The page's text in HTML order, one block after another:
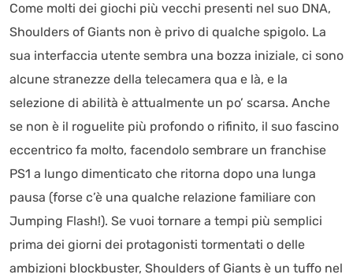
Come molti dei giochi più vecchi presenti nel suo DNA,
Shoulders of Giants non è privo di qualche spigolo. La
sua interfaccia utente sembra una bozza iniziale, ci sono
alcune stranezze della telecamera qua e là, e la
selezione di abilità è attualmente un po’ scarsa. Anche
se non è il roguelite più profondo o rifinito, il suo fascino
eccentrico fa molto, facendolo sembrare un franchise
PS1 a lungo dimenticato che ritorna dopo una lunga
pausa (forse c’è una qualche relazione familiare con
Jumping Flash!). Se vuoi tornare a tempi più semplici
prima dei giorni dei protagonisti tormentati o delle
ambizioni blockbuster, Shoulders of Giants è un tuffo nel